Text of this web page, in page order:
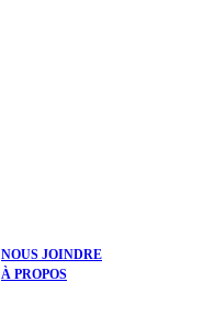
NOUS JOINDRE
À PROPOS